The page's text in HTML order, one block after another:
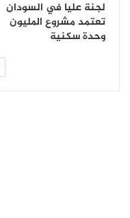
لجنة عليا في السودان
تعتمد مشروع المليون
وحدة سكنية